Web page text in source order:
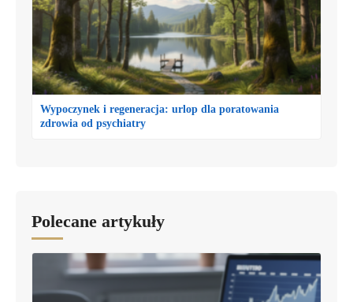
Wypoczynek i regeneracja: urlop dla poratowania
zdrowia od psychiatry
Polecane artykuły